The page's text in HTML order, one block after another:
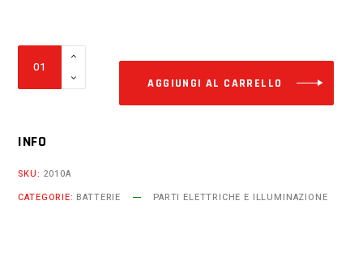
ftx9-
AGGIUNGI AL CARRELLO
INFO
SKU: 2010A
CATEGORIE: BATTERIE PARTI ELETTRICHE E ILLUMINAZIONE